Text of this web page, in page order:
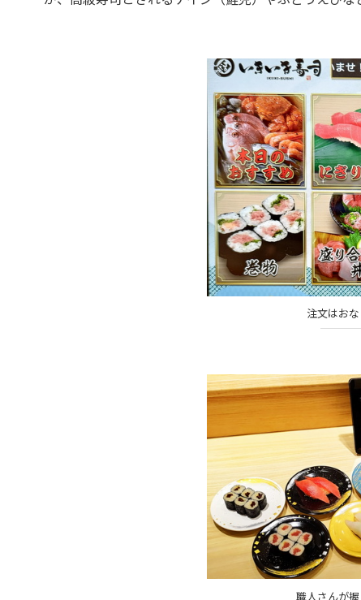
注文はお
職人さんが